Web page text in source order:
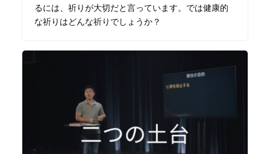
るには、祈りが大切だと言っています。では健康的
な祈りはどんな祈りでしょうか？